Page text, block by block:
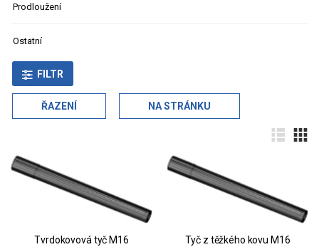
Prodloužení
Ostatní
FILTR
ŘAZENÍ NA STRÁNKU
Tvrdokovová tyč M16 Tyč z těžkého kovu M16